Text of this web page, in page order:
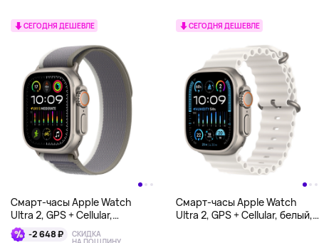
СЕГОДНЯ ДЕШЕВЛЕ
Смарт-часы Apple Watch
Ultra 2, GPS + Cellular,
зеленый/серый, Trail Loop
-2 648 ₽ СКИДКА
СЕГОДНЯ ДЕШЕВЛЕ
Смарт-часы Apple Watch
Ultra 2, GPS + Cellular, белый,